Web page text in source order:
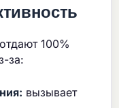
100%
за:
вызывает